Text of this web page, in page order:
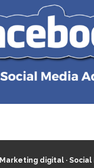
Marketing digital· Social